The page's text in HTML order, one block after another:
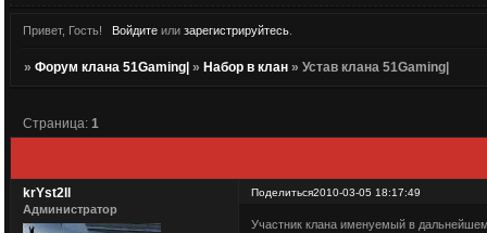
Привет, Гость! Войдитеили зарегистрируйтесь.
»Форум клана 51Gaming| » Набор в клан »Устав клана 51Gaming|
Страница:1
Поделиться2010-03-05 18:17:49
krYst2ll
Администратор
Участник клана именуемый в